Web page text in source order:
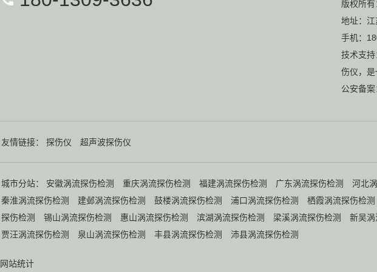
版权所
地址：
手机：
技术支持
伤仪，
公安备案
友情链接： 探伤仪 超声波探伤仪
城市分站： 安徽涡流探伤检测 重庆涡流探伤检测 福建涡流探伤检测 广东涡流探伤检测 河北
秦淮涡流探伤检测
建邺涡流探伤检测 鼓楼涡流探伤检测 浦口涡流探伤检测 栖霞涡流探伤检测
探伤检测
锡山涡流探伤检测 惠山涡流探伤检测 滨湖涡流探伤检测 梁溪涡流探伤检测 新吴涡
贾汪涡流探伤检测
泉山涡流探伤检测 丰县涡流探伤检测 沛县涡流探伤检测
网站统计